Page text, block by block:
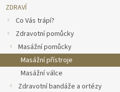
ZDRAVÍ
Co Vás trápí?
Zdravotní pomůcky
Masážní pomůcky
Masážní přístroje
Masážní válce
Zdravotní bandáže a ortézy